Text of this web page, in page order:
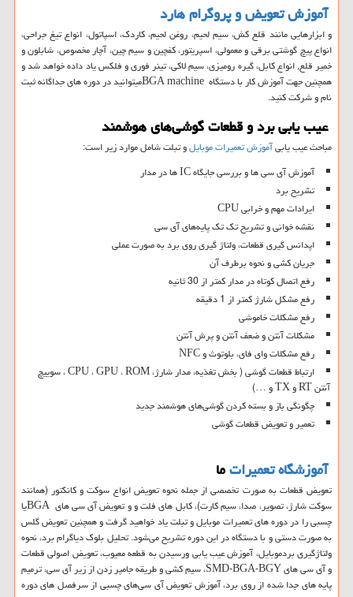
آموزش تعویض و پروگرام هارد
و ابزارهایی مانند قلع کش، سیم لحیم، روغن لحیم، کاردک، اسپاتول، انواع تیغ جراحی،
انواع پیچ گوشتی برقی و معمولی، اسپریتور، کفچین و سیم چین، آچار مخصوص، شابلون و
خمیر قلع, انواع کابل، گیره رومیزی، سیم لاکی، تینر فوری و فلکس یاد داده خواهد شد و
همچنین جهت آموزش کار با دستگاه BGA machineمیتوانید در دوره های جداگانه ثبت
نام و شرکت کنید.
عیب یابی برد و قطعات گوشی‌های هوشمند
مباحث عیب یابیآموزش تعمیرات موبایلو تبلت شامل موارد زیر است:
آموزش آی سی ها و بررسی جایگاه IC ها در مدار
تشریح برد
ایرادات مهم و خرابی CPU
نقشه خوانی و تشریح تک تک پایه‌های آی سی‌
اپدانس گیری قطعات، ولتاژ گیری روی برد به صورت عملی
جریان کشی و نحوه برطرف آن
رفع اتصال کوتاه در مدار کمتر از 30 ثانیه
رفع مشکل شارژ کمتر از 1 دقیقه
رفع مشکلات خاموشی
مشکلات آنتن و ضعف آنتن و پرش آنتن
رفع مشکلات وای فای، بلوتوث و NFC
ارتباط قطعات گوشی ( بخش تغذیه، مدار شارژ، CPU ، GPU ، ROM ، سوییچ
آنتن RT و TX و …)
چگونگی باز و بسته کردن گوشی‌های هوشمند جدید
تعمیر و تعویض قطعات گوشی
آموزشگاه تعمیراتما
تعویض قطعات به صورت تخصصی از جمله نحوه تعویض انواع سوکت و کانکتور (همانند
سوکت شارژ، تصویر، صدا، سیم کارت)، کابل های فلت و و تعویض آی سی های BGAیا
چسبی را در دوره های تعمیرات موبایل و تبلت یاد خواهید گرفت و همچنین تعویض گلس
به صورت دستی و با دستگاه در این دوره تشریح می‌شود. تحلیل بلوک دیاگرام برد، نحوه
ولتاژگیری بردموبایل، آموزش عیب یابی ورسیدن به قطعه معیوب، تعویض اصولی قطعات
و آی سی هایSMD-BGA-BGY، سیم کشی و طریقه جامپر زدن از زیر آی سی، ترمیم
پایه های جدا شده از روی برد، آموزش تعویض آی سی‌های چسبی از سرفصل های دوره